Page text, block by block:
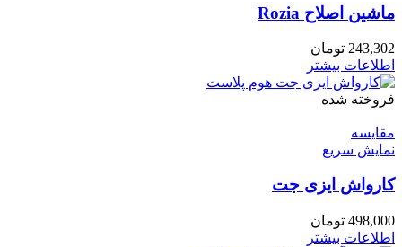
ماشین اصلاح Rozia
243,302 تومان
اطلاعات بیشتر
فروخته شده
مقايسه
نمایش سریع
کارواش ایزی جت
498,000 تومان
اطلاعات بیشتر